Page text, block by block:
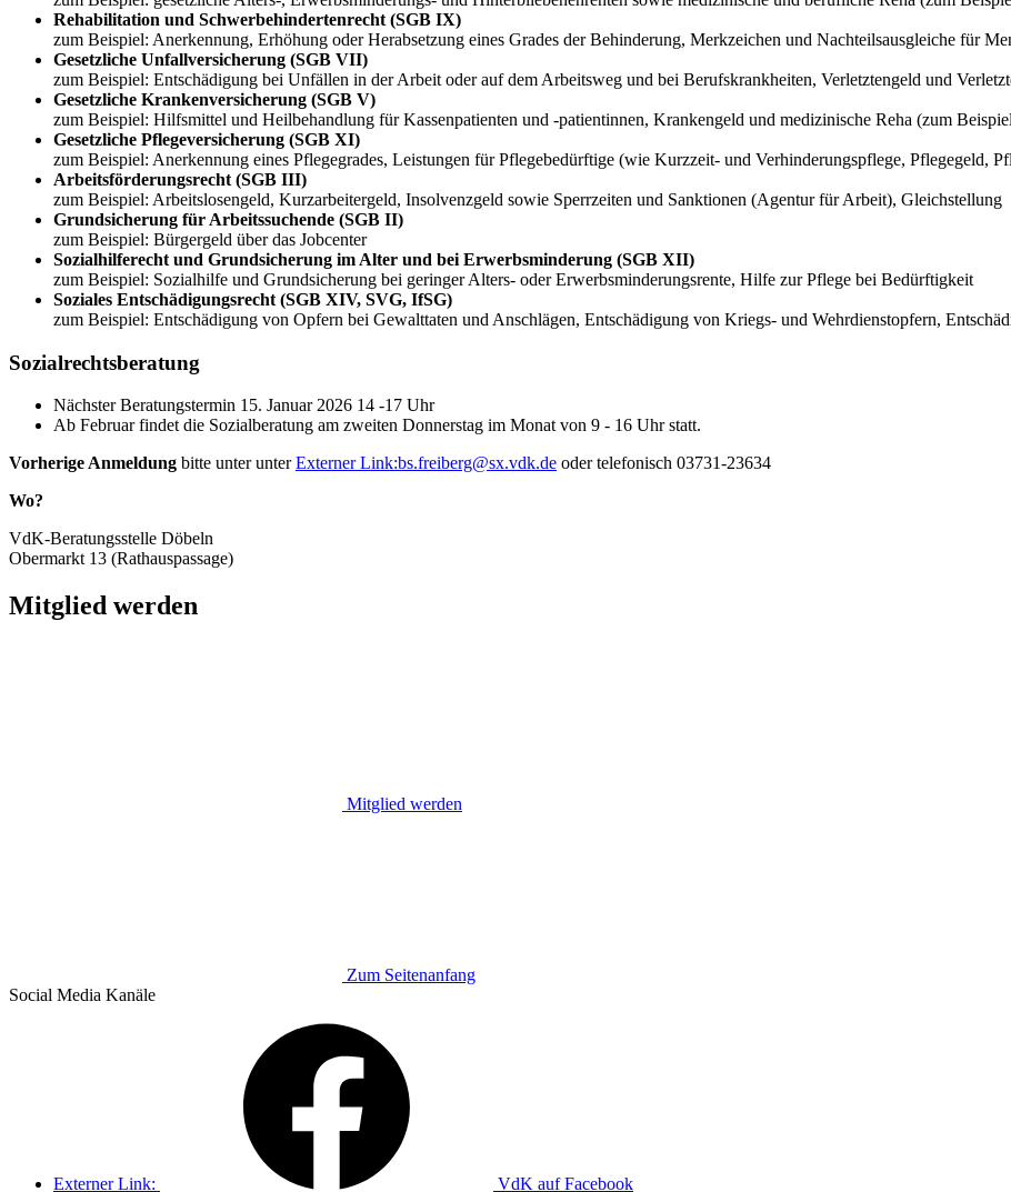
Rehabilitation und Schwerbehindertenrecht (SGB IX)
zum Beispiel: Anerkennung, Erhöhung oder Herabsetzung eines Grades der Behinderung, Merkzeichen und Nachteilsausgleiche für
Gesetzliche Unfallversicherung (SGB VII)
zum Beispiel: Entschädigung bei Unfällen in der Arbeit oder auf dem Arbeitsweg und bei Berufskrankheiten, Verletztengeld und
Gesetzliche Krankenversicherung (SGB V)
zum Beispiel: Hilfsmittel und Heilbehandlung für Kassenpatienten und -patientinnen, Krankengeld und medizinische Reha (zum
Gesetzliche Pflegeversicherung (SGB XI)
zum Beispiel: Anerkennung eines Pflegegrades, Leistungen für Pflegebedürftige (wie Kurzzeit- und Verhinderungspflege, Pflegegeld,
Arbeitsförderungsrecht (SGB III)
zum Beispiel: Arbeitslosengeld, Kurzarbeitergeld, Insolvenzgeld sowie Sperrzeiten und Sanktionen (Agentur für Arbeit), Gleichstellung
Grundsicherung für Arbeitssuchende (SGB II)
zum Beispiel: Bürgergeld über das Jobcenter
Sozialhilferecht und Grundsicherung im Alter und bei Erwerbsminderung (SGB XII)
zum Beispiel: Sozialhilfe und Grundsicherung bei geringer Alters- oder Erwerbsminderungsrente, Hilfe zur Pflege bei Bedürftigkeit
Soziales Entschädigungsrecht (SGB XIV, SVG, IfSG)
zum Beispiel: Entschädigung von Opfern bei Gewalttaten und Anschlägen, Entschädigung von Kriegs- und Wehrdienstopfern,
Sozialrechtsberatung
Nächster Beratungstermin 15. Januar 2026 14 -17 Uhr
Ab Februar findet die Sozialberatung am zweiten Donnerstag im Monat von 9 - 16 Uhr statt.
Vorherige Anmeldung bitte unter unterExterner Link:bs.freiberg@sx.vdk.de oder telefonisch 03731-23634
Wo?
VdK-Beratungsstelle Döbeln
Obermarkt 13 (Rathauspassage)
Mitglied werden
Mitglied werden
Zum Seitenanfang
Social Media Kanäle
Externer Link: VdK auf Facebook